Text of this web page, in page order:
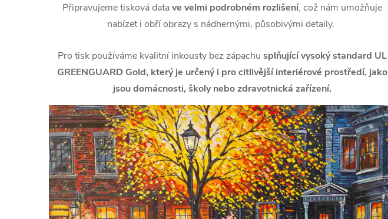
Připravujeme tisková datave velmi podrobném rozlišení, což nám umožňuje
nabízet i obří obrazy s nádhernými, působivými detaily.
Pro tisk používáme kvalitní inkousty bez zápachu splňující vysoký standard UL
GREENGUARD Gold, který je určený i pro citlivější interiérové prostředí, jako
jsou domácnosti, školy nebo zdravotnická zařízení.